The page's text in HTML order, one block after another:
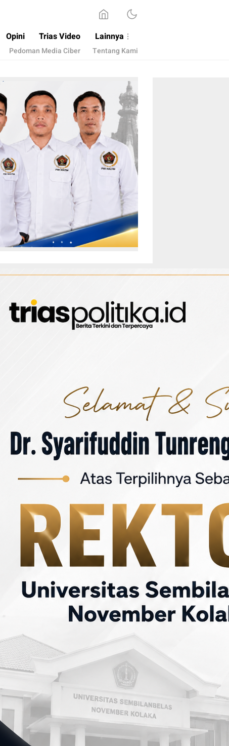
Opini Trias Video Lainnya
Pedoman Media Ciber Tentang Kami